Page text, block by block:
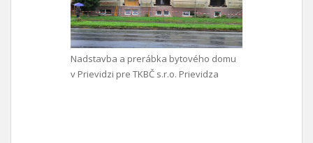
Nadstavba a prerábka bytového domu
v Prievidzi pre TKBČ s.r.o. Prievidza